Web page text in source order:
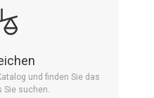
und finden Sie das
Sie suchen.